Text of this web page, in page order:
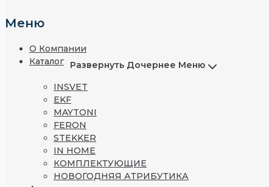
Меню
О Компании
Каталог
Развернуть Дочернее Меню
INSVET
EKF
MAYTONI
FERON
STEKKER
IN HOME
КОМПЛЕКТУЮЩИЕ
НОВОГОДНЯЯ АТРИБУТИКА